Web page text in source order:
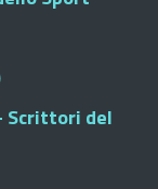
Scrittori del